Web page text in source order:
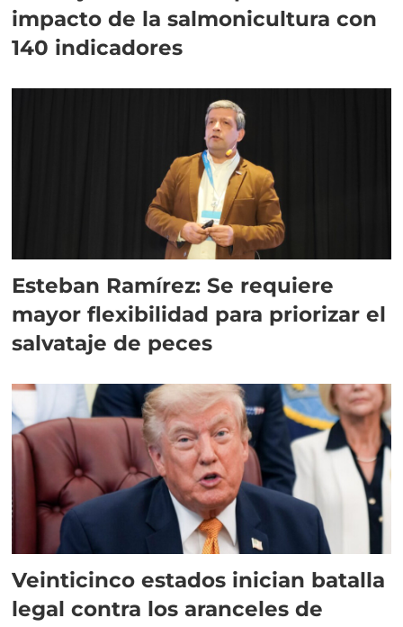
impacto de la salmonicultura con
140 indicadores
Esteban Ramírez: Se requiere
mayor flexibilidad para priorizar el
salvataje de peces
Veinticinco estados inician batalla
legal contra los aranceles de